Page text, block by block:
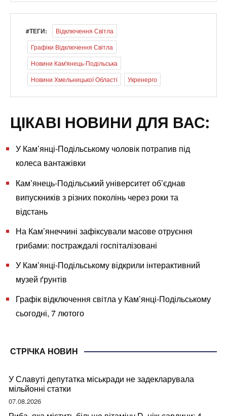
#ТЕГИ:
Відключення Світла
Графіки Відключення Світла
Новини Кам'янець-Подільська
Новини Хмельницької Області
Укренерго
ЦІКАВІ НОВИНИ ДЛЯ ВАС:
У Кам’янці-Подільському чоловік потрапив під
колеса вантажівки
Кам’янець-Подільський університет об’єднав
випускників з різних поколінь через роки та
відстань
На Кам’янеччині зафіксували масове отруєння
грибами: постраждалі госпіталізовані
У Кам’янці-Подільському відкрили інтерактивний
музей ґрунтів
Графік відключення світла у Кам’янці-Подільському
сьогодні, 7 лютого
СТРІЧКА НОВИН
У Славуті депутатка міськради не задекларувала
мільйонні статки
07.08.2026